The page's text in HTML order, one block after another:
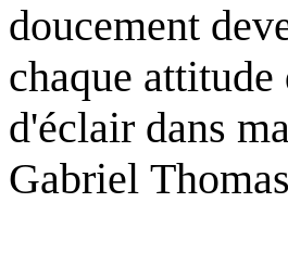
doucement
chaque attitude
d'éclair dans
Gabriel